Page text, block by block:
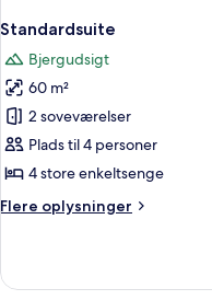
Standardsuite
Bjergudsigt
60 m²
2 soveværelser
Plads til 4 personer
4 store enkeltsenge
Flere oplysninger
Flere